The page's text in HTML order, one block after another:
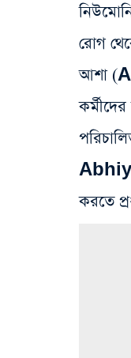
রোগ
আশা
করতে